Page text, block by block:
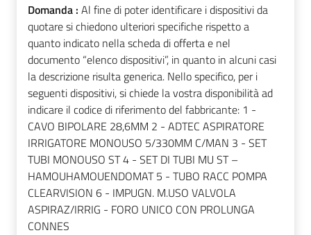
Domanda : Al fine di poter identificare i dispositivi da
quotare si chiedono ulteriori specifiche rispetto a
quanto indicato nella scheda di offerta e nel
documento “elenco dispositivi”, in quanto in alcuni casi
la descrizione risulta generica. Nello specifico, per i
seguenti dispositivi, si chiede la vostra disponibilità ad
indicare il codice di riferimento del fabbricante: 1 -
CAVO BIPOLARE 28,6MM 2 - ADTEC ASPIRATORE
IRRIGATORE MONOUSO 5/330MM C/MAN 3 - SET
TUBI MONOUSO ST 4 - SET DI TUBI MU ST –
HAMOUHAMOUENDOMAT 5 - TUBO RACC POMPA
CLEARVISION 6 - IMPUGN. M.USO VALVOLA
ASPIRAZ/IRRIG - FORO UNICO CON PROLUNGA
CONNES